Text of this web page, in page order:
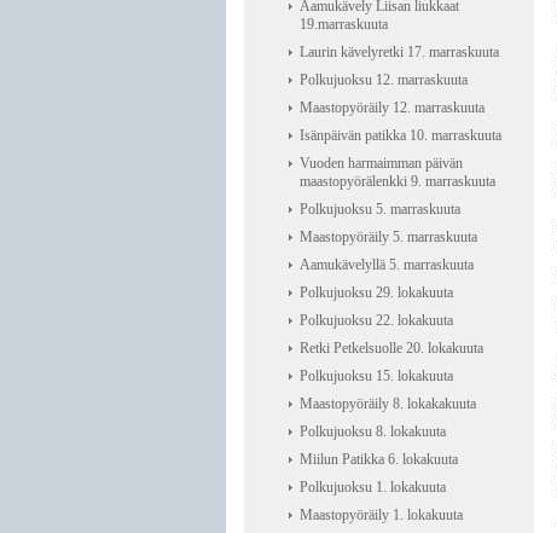
Aamukävely Liisan liukkaat
19.marraskuuta
Laurin kävelyretki 17. marraskuuta
Polkujuoksu 12. marraskuuta
Maastopyöräily 12. marraskuuta
Isänpäivän patikka 10. marraskuuta
Vuoden harmaimman päivän
maastopyörälenkki 9. marraskuuta
Polkujuoksu 5. marraskuuta
Maastopyöräily 5. marraskuuta
Aamukävelyllä 5. marraskuuta
Polkujuoksu 29. lokakuuta
Polkujuoksu 22. lokakuuta
Retki Petkelsuolle 20. lokakuuta
Polkujuoksu 15. lokakuuta
Maastopyöräily 8. lokakakuuta
Polkujuoksu 8. lokakuuta
Miilun Patikka 6. lokakuuta
Polkujuoksu 1. lokakuuta
Maastopyöräily 1. lokakuuta